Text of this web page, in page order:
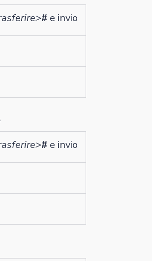
# e invio
# e invio